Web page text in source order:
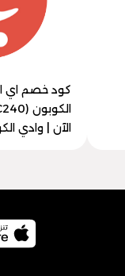
كود خصم اي
الآن | وادي